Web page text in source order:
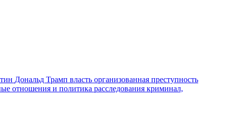
Дональд Трамп власть организованная преступность
отношения и политика расследования криминал,